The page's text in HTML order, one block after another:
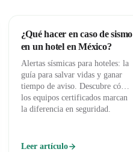
¿Qué hacer en caso de sismo
en un hotel en México?
Alertas sísmicas para hoteles: la
guía para salvar vidas y ganar
tiempo de aviso. Descubre cómo
los equipos certificados marcan
la diferencia en seguridad.
Leer artículo